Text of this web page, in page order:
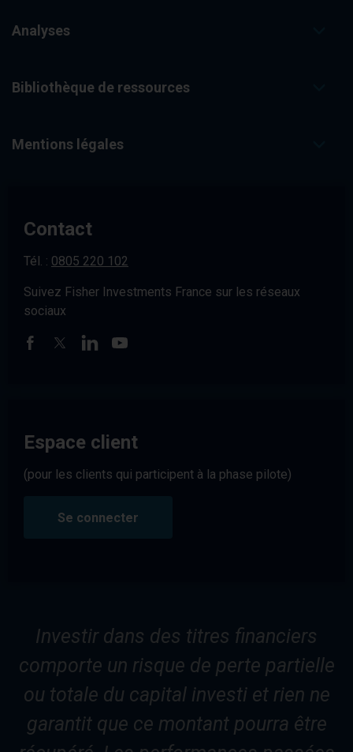
Analyses
Bibliothèque de ressources
Mentions légales
Contact
Tél. : 0805 220 102
Suivez Fisher Investments France sur les réseaux
sociaux
Espace client
(pour les clients qui participent à la phase pilote)
Se connecter
Investir dans des titres financiers
comporte un risque de perte partielle
ou totale du capital investi et rien ne
garantit que ce montant pourra être